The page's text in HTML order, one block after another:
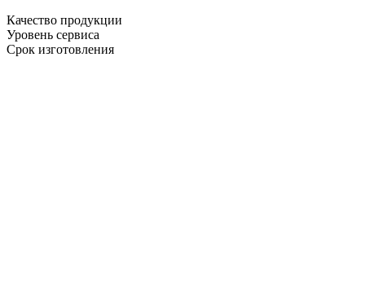
Качество продукции
Уровень сервиса
Срок изготовления